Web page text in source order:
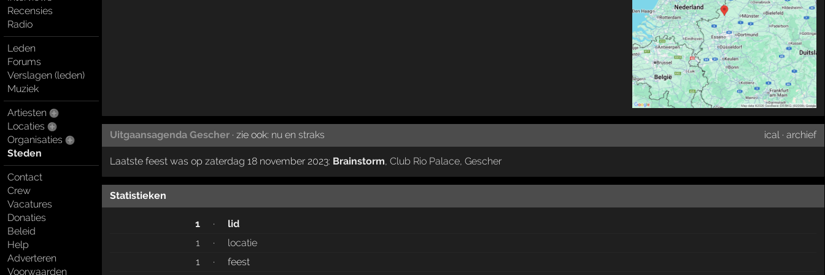
Recensies
Radio
Leden
Forums
Verslagen (leden)
Muziek
Artiesten
Locaties
Organisaties
Steden
Contact
Crew
Vacatures
Donaties
Beleid
Help
Adverteren
Voorwaarden
Uitgaansagenda Gescher· zie ook: nu en straks ical ·archief
Laatste feest was op zaterdag 18 november 2023: Brainstorm, Club Rio Palace, Gescher
Statistieken
1 ·
lid
1
·
locatie
1
· feest